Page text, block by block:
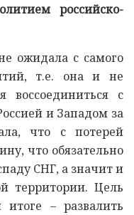
российско-
ожидала с самого
т.е. она и не
воссоединиться с
и Западом за
что с потерей
что обязательно
СНГ, а значит и
территории. Цель
– развалить